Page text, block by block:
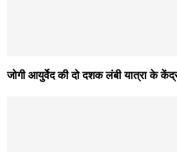
जोगी आयुर्वेद की दो दशक लंबी यात्रा के